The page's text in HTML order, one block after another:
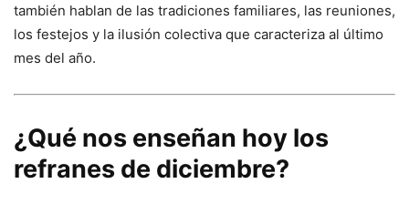
también hablan de las tradiciones familiares, las reuniones,
los festejos y la ilusión colectiva que caracteriza al último
mes del año.
¿Qué nos enseñan hoy los
refranes de diciembre?